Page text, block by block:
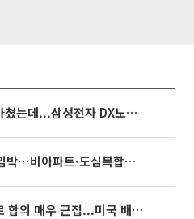
3445억 자사주 지급 마쳤는데...삼성전자 DX노조, 뒤늦은 '떼쓰기 집회'
영끌 '주택공급' 대책 임박⋯비아파트·도심복합까지 총동원
이란 “호르무즈 새 항로 합의 매우 근접...미국 배상 먼저”